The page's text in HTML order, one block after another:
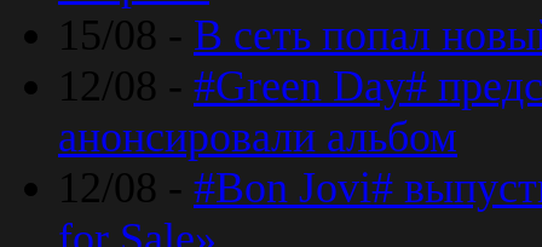
15/08 - В сеть попал
12/08 - #Green Day#
анонсировали альбом
12/08 - #Bon Jovi#